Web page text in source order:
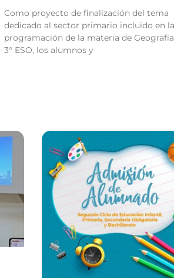
Como proyecto de finalización del tema
dedicado al sector primario incluido en la
programación de la materia de
3° ESO, los alumnos y